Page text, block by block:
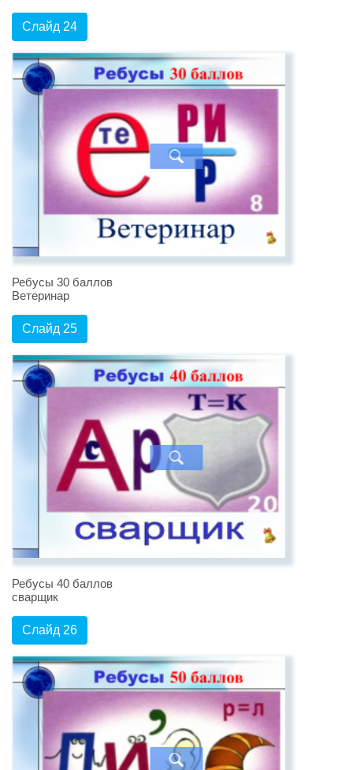
Слайд 24
Ребусы 30 баллов
Ветеринар
Слайд 25
Ребусы 40 баллов
сварщик
Слайд 26